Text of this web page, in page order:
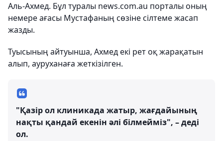
Аль-Ахмед. Бұл туралы news.com.au порталы оның
немере ағасы Мустафаның сөзіне сілтеме жасап
жазды.
Туысының айтуынша, Ахмед екі рет оқ жарақатын
алып, ауруханаға жеткізілген.
"Қазір ол клиникада жатыр, жағдайының
нақты қандай екенін әлі білмейміз", – деді
ол.